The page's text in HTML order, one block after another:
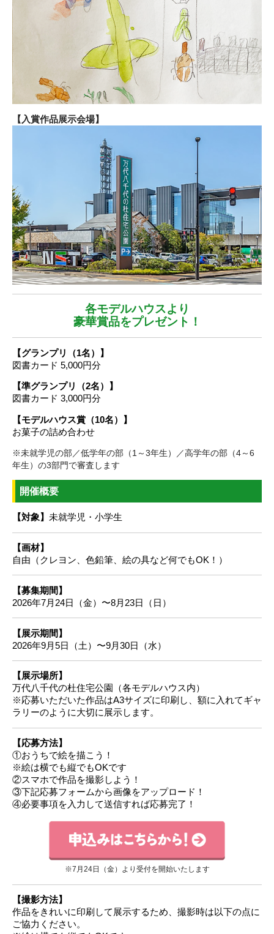
【入賞作品展示会場】
各モデルハウスより
豪華賞品をプレゼント！
【グランプリ（1名）】
図書カード 5,000円分
【準グランプリ（2名）】
図書カード 3,000円分
【モデルハウス賞（10名）】
お菓子の詰め合わせ
※未就学児の部／低学年の部（1～3年生）／高学年の部（4～6
年生）の3部門で審査します
開催概要
【対象】 未就学児・小学生
【画材】
自由（クレヨン、色鉛筆、絵の具など何でもOK！）
【募集期間】
2026年7月24日（金）〜8月23日（日）
【展示期間】
2026年9月5日（土）〜9月30日（水）
【展示場所】
万代八千代の杜住宅公園（各モデルハウス内）
※応募いただいた作品はA3サイズに印刷し、額に入れてギャ
ラリーのように大切に展示します。
【応募方法】
①おうちで絵を描こう！
※絵は横でも縦でもOKです
②スマホで作品を撮影しよう！
③下記応募フォームから画像をアップロード！
④必要事項を入力して送信すれば応募完了！
※7月24日（金）より受付を開始いたします
【撮影方法】
作品をきれいに印刷して展示するため、撮影時は以下の点に
ご協力ください。